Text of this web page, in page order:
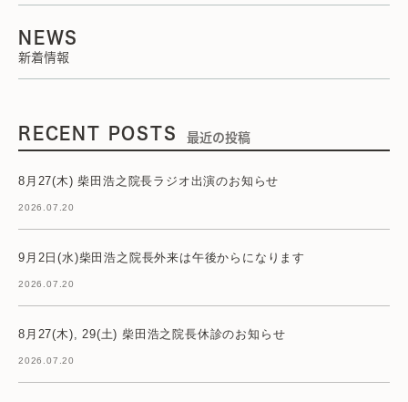
NEWS
新着情報
RECENT POSTS 最近の投稿
8月27(木) 柴田浩之院長ラジオ出演のお知らせ
2026.07.20
9月2日(水)柴田浩之院長外来は午後からになります
2026.07.20
8月27(木), 29(土) 柴田浩之院長休診のお知らせ
2026.07.20